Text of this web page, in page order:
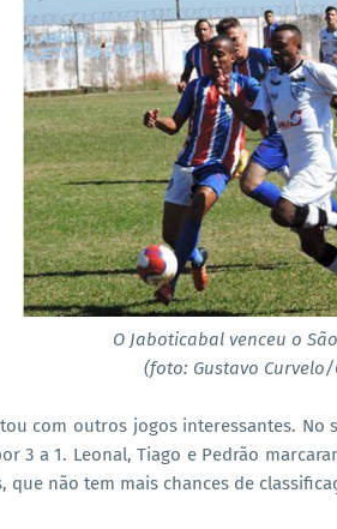
O Jaboticabal venceu o
(foto: Gustavo Curvelo/
com outros jogos interessantes. No
3 a 1. Leonal, Tiago e Pedrão
que não tem mais chances de